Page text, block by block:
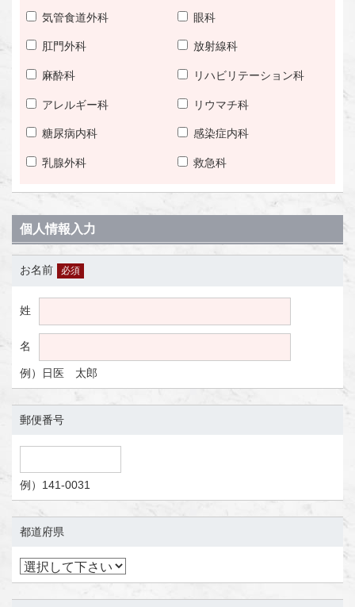
気管食道外科 眼科
肛門外科 放射線科
麻酔科 リハビリテーション科
アレルギー科 リウマチ科
糖尿病内科 感染症内科
乳腺外科 救急科
個人情報入力
お名前 必須
姓
名
例）日医 太郎
郵便番号
例）141-0031
都道府県